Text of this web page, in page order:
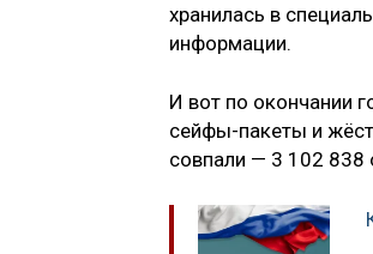
хранилась в
информации.
И вот по окончании
сейфы-пакеты и
совпали — 3 102 838